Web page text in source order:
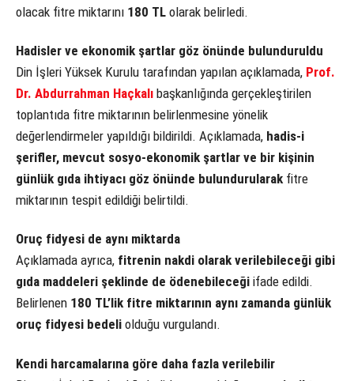
olacak fitre miktarını 180 TL olarak belirledi.
Hadisler ve ekonomik şartlar göz önünde bulunduruldu
Din İşleri Yüksek Kurulu tarafından yapılan açıklamada, Prof.
Dr. Abdurrahman Haçkalı başkanlığında gerçekleştirilen
toplantıda fitre miktarının belirlenmesine yönelik
değerlendirmeler yapıldığı bildirildi. Açıklamada, hadis-i
şerifler, mevcut sosyo-ekonomik şartlar ve bir kişinin
günlük gıda ihtiyacı göz önünde bulundurularak fitre
miktarının tespit edildiği belirtildi.
Oruç fidyesi de aynı miktarda
Açıklamada ayrıca, fitrenin nakdi olarak verilebileceği gibi
gıda maddeleri şeklinde de ödenebileceği ifade edildi.
Belirlenen 180 TL’lik fitre miktarının aynı zamanda günlük
oruç fidyesi bedeli olduğu vurgulandı.
Kendi harcamalarına göre daha fazla verilebilir